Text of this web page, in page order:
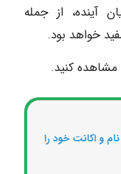
آینده، از جمله
خواهد بود.
مشاهده کنید.
و اکانت خود را